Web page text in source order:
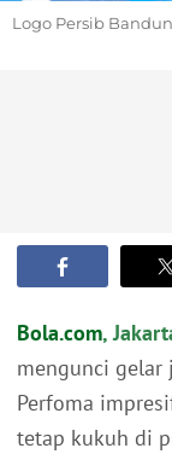
Logo Persib
Bola.com,
mengunci gelar
Perfoma
tetap kukuh di